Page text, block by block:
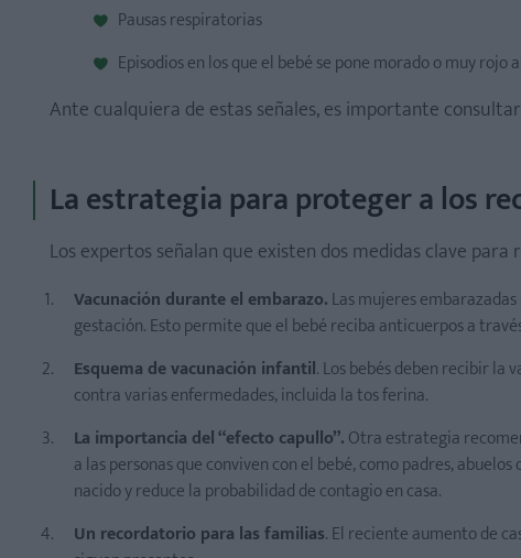
Pausas respiratorias
Episodios en los que el bebé se pone morado o muy rojo
Ante cualquiera de estas señales, es importante
La estrategia para proteger a los
Los expertos señalan que existen dos medidas clave
Vacunación durante el embarazo.Las mujeres
gestación. Esto permite que el bebé reciba anticuerpos a
Esquema de vacunación infantil. Los bebés deben recibir la
contra varias enfermedades, incluida la tos ferina.
La importancia del “efecto capullo”.Otra estrategia
a las personas que conviven con el bebé, como padres,
nacido y reduce la probabilidad de contagio en casa.
Un recordatorio para las familias. El reciente aumento de